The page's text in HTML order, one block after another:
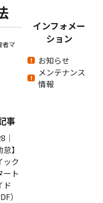
者マ
事
｜
怠】
ック
ート
ド
）
インフォメー
ション
お知らせ
メンテナンス
情報